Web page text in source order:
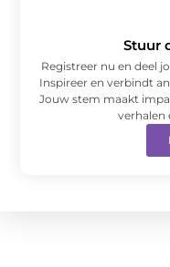
Stuur
Registreer nu en deel
Inspireer en verbindt
Jouw stem maakt
verhalen